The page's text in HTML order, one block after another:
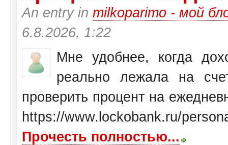
An entry in milkoparimo - мой
6.8.2026, 1:22
Мне удобнее, когда
реально лежала на
проверить процент на
https://www.lockobank.ru/
Прочесть полностью...